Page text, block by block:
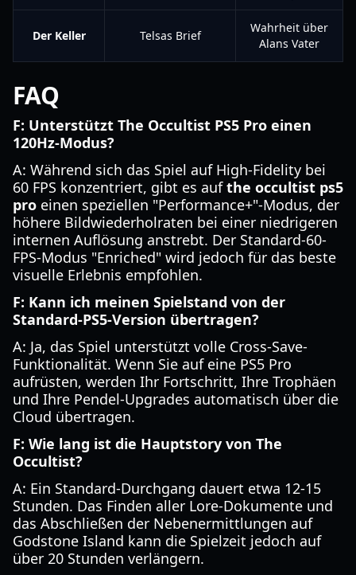
Der Keller Telsas Brief
Wahrheit über
Alans Vater
FAQ
F: Unterstützt The Occultist PS5 Pro einen
120Hz-Modus?
A: Während sich das Spiel auf High-Fidelity bei
60 FPS konzentriert, gibt es aufthe occultist ps5
pro einen speziellen "Performance+"-Modus, der
höhere Bildwiederholraten bei einer niedrigeren
internen Auflösung anstrebt. Der Standard-60-
FPS-Modus "Enriched" wird jedoch für das beste
visuelle Erlebnis empfohlen.
F: Kann ich meinen Spielstand von der
Standard-PS5-Version übertragen?
A: Ja, das Spiel unterstützt volle Cross-Save-
Funktionalität. Wenn Sie auf eine PS5 Pro
aufrüsten, werden Ihr Fortschritt, Ihre Trophäen
und Ihre Pendel-Upgrades automatisch über die
Cloud übertragen.
F: Wie lang ist die Hauptstory von The
Occultist?
A: Ein Standard-Durchgang dauert etwa 12-15
Stunden. Das Finden aller Lore-Dokumente und
das Abschließen der Nebenermittlungen auf
Godstone Island kann die Spielzeit jedoch auf
über 20 Stunden verlängern.